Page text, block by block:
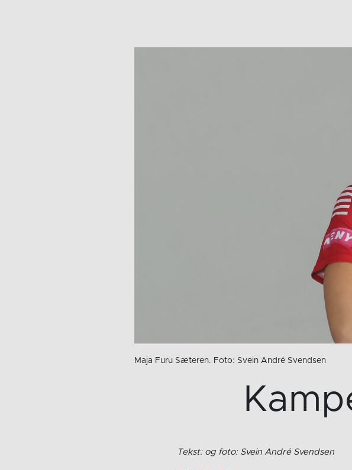
Maja Furu Sæteren. Foto: Svein André Svendsen
Tekst: og foto: Svein André Svendsen